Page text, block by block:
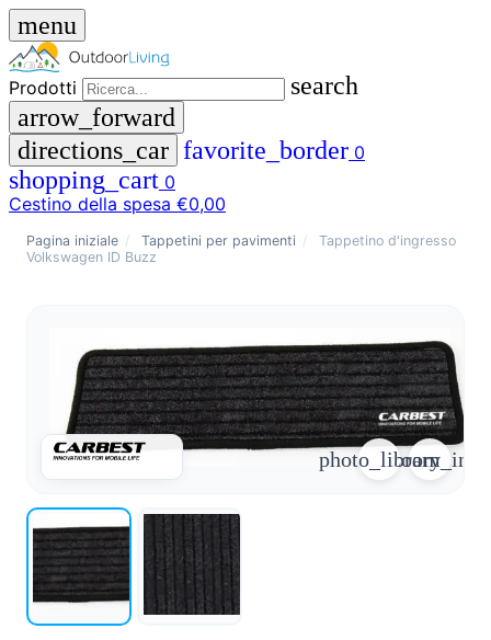
menu
Prodotti
search
arrow_forward
directions_car favorite_border 0
shopping_cart 0
Cestino della spesa €0,00
close
Prodotti
search
arrow_forward
person
Accesso
favorite_border
Elenco dei desideri
shopping_cart
Pagina iniziale / Tappetini per pavimenti /
Tappetino d'ingresso
Volkswagen ID Buzz
zoom_in
photo_library